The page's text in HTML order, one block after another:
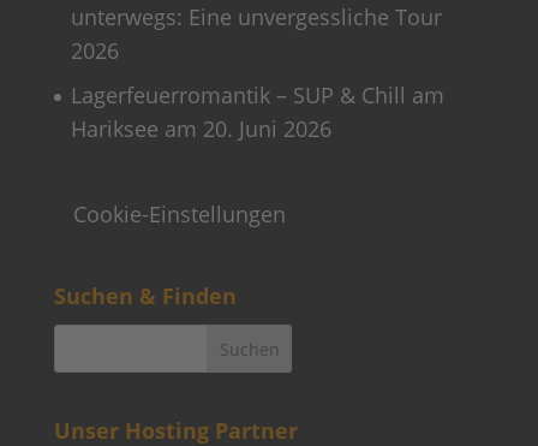
unterwegs: Eine unvergessliche Tour
2026
Lagerfeuerromantik – SUP & Chill am
Hariksee am 20. Juni 2026
Cookie-Einstellungen
Suchen & Finden
Unser Hosting Partner